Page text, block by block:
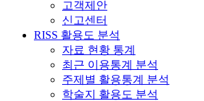
고객제안
신고센터
RISS 활용도 분석
자료 현황 통계
최근 이용통계 분석
주제별 활용통계 분석
학술지 활용도 분석